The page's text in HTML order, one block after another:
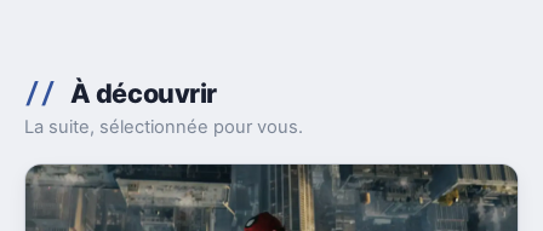
À découvrir
La suite, sélectionnée pour vous.